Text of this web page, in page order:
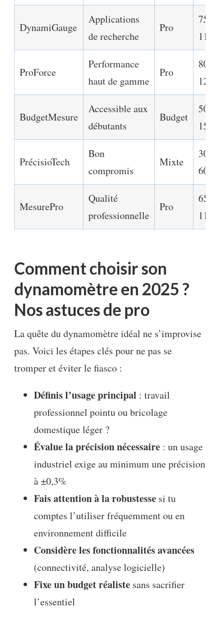
DynamiGauge
Applications
de recherche
Pro
ProForce
Performance
haut de gamme
Pro
BudgetMesure
Accessible aux
débutants
Budget
50€ –
150€
PrécisioTech
Bon
compromis
Mixte
600€
MesurePro
Qualité
professionnelle
Pro
Comment choisir son
dynamomètre en 2025 ?
Nos astuces de pro
La quête du dynamomètre idéal ne s’improvise
pas. Voici les étapes clés pour ne pas se
tromper et éviter le fiasco :
Définis l’usage principal : travail
professionnel pointu ou bricolage
domestique léger ?
Évalue la précision nécessaire : un usage
industriel exige au minimum une précision
à ±0,3%
Fais attention à la robustesse si tu
comptes l’utiliser fréquemment ou en
environnement difficile
Considère les fonctionnalités avancées
(connectivité, analyse logicielle)
Fixe un budget réaliste sans sacrifier
l’essentiel